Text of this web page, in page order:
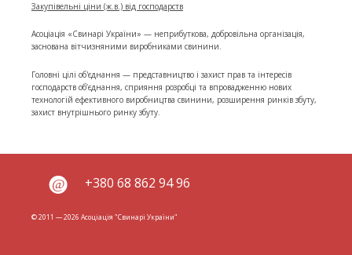
Закупівельні ціни (ж.в.) від господарств
Асоціація «Свинарі України» — неприбуткова, добровільна організація,
заснована вітчизняними виробниками свинини.
Головні цілі об'єднання — представництво і захист прав та інтересів
господарств об’єднання, сприяння розробці та впровадженню нових
технологій ефективного виробництва свинини, розширення ринків збуту,
захист внутрішнього ринку збуту.
+380 68 862 94 96
© 2011 — 2026 Асоціація "Свинарі України"